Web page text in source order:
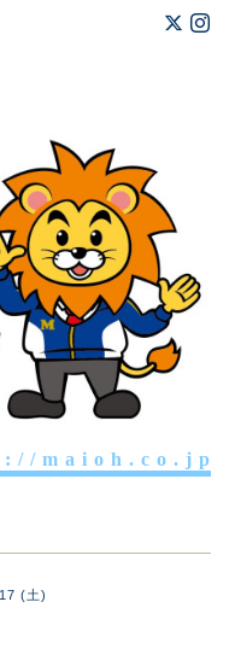
/ / m a i o h . c o . j p
(土)